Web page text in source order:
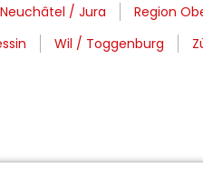
/ Jura Region
Wil / Toggenburg